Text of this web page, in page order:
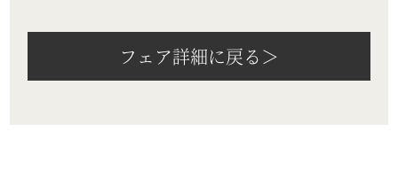
フェア詳細に戻る＞